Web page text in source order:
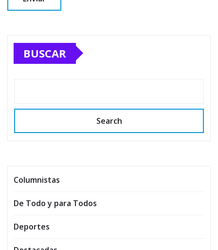
BUSCAR
Search
Columnistas
De Todo y para Todos
Deportes